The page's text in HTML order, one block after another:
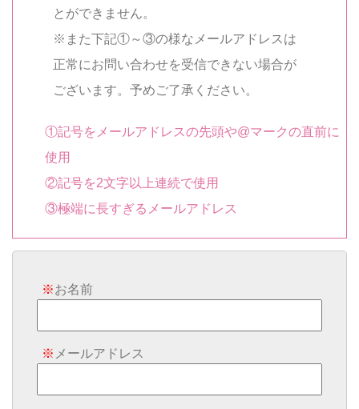
とができません。
※また下記①～③の様なメールアドレスは
正常にお問い合わせを受信できない場合が
ございます。予めご了承ください。
①記号をメールアドレスの先頭や@マークの直前に
使用
②記号を2文字以上連続で使用
③極端に長すぎるメールアドレス
※お名前
※ メールアドレス